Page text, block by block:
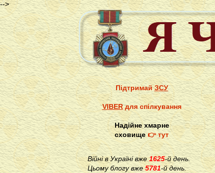
-->
ПідтримайЗСУ
VIBERдля спілкування
Надійне хмарне
сховище👉 тут
Війні в Україні вже1625-й день.
Цьому блогу вже 5781-й день.